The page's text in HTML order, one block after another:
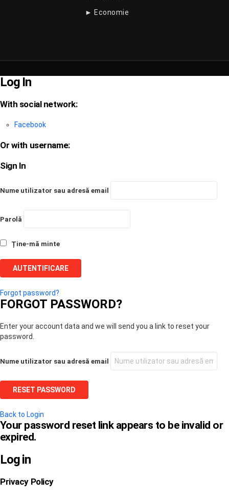
► Economie
Log In
With social network:
Facebook
Or with username:
Sign In
Nume utilizator sau adresă email
Parolă
Ține-mă minte
Forgot password?
FORGOT PASSWORD?
Enter your account data and we will send you a link to reset your
password.
Nume utilizator sau adresă email
Back to Login
Your password reset link appears to be invalid or
expired.
Log in
Privacy Policy